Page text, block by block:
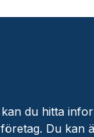
du hitta
Du kan